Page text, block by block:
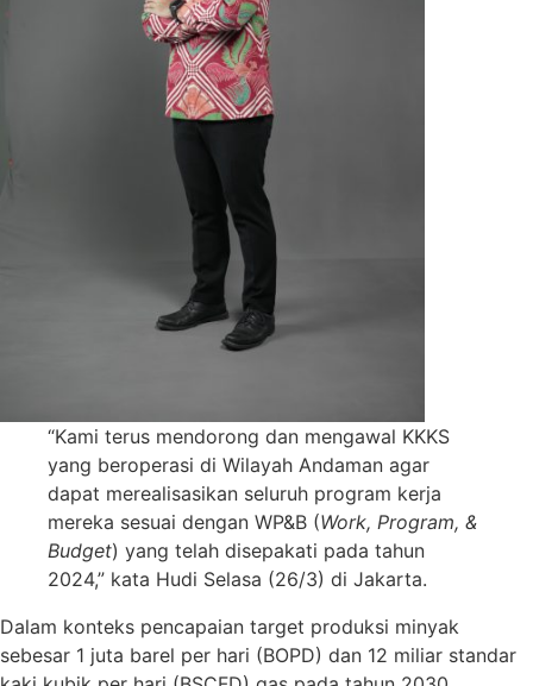
“Kami terus mendorong dan mengawal KKKS
yang beroperasi di Wilayah Andaman agar
dapat merealisasikan seluruh program kerja
mereka sesuai dengan WP&B (Work, Program, &
Budget) yang telah disepakati pada tahun
2024,” kata Hudi Selasa (26/3) di Jakarta.
Dalam konteks pencapaian target produksi minyak
sebesar 1 juta barel per hari (BOPD) dan 12 miliar standar